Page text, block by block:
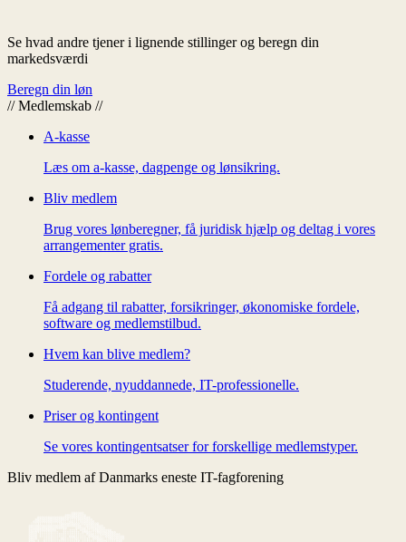
Se hvad andre tjener i lignende stillinger og beregn din
markedsværdi
Beregn din løn
// Medlemskab //
A-kasse
Læs om a-kasse, dagpenge og lønsikring.
Bliv medlem
Brug vores lønberegner, få juridisk hjælp og deltag i vores
arrangementer gratis.
Fordele og rabatter
Få adgang til rabatter, forsikringer, økonomiske fordele,
software og medlemstilbud.
Hvem kan blive medlem?
Studerende, nyuddannede, IT-professionelle.
Priser og kontingent
Se vores kontingentsatser for forskellige medlemstyper.
Bliv medlem af Danmarks eneste IT-fagforening